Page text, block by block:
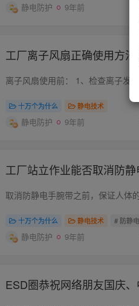
静电防护 9年前
工厂离子风扇正确使用方法
十万个为什么 静电技术
静电防护 9年前
工厂站立作业能否取消防
十万个为什么 静电技术 # 防静
静电防护 9年前
ESD圈恭祝网络朋友国庆、